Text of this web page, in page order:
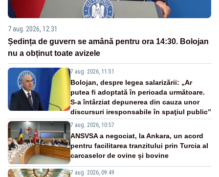
7 aug. 2026, 12:31
Ședința de guvern se amână pentru ora 14:30. Bolojan
nu a obținut toate avizele
7 aug. 2026, 11:51
Bolojan, despre legea salarizării: „Ar
putea fi adoptată în perioada următoare.
S-a întârziat depunerea din cauza unor
discursuri iresponsabile în spaţiul public”
7 aug. 2026, 10:57
ANSVSA a negociat, la Ankara, un acord
pentru facilitarea tranzitului prin Turcia al
carcaselor de ovine și bovine
7 aug. 2026, 09:49